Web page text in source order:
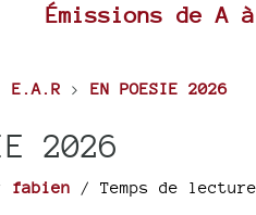
Émissions de A
E.A.R > EN POESIE 2026
2026
fabien / Temps de